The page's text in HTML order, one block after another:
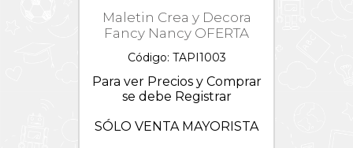
Maletin Crea y Decora
Fancy Nancy OFERTA
Código: TAPI1003
Para ver Precios y Comprar
se debe Registrar
SÓLO VENTA MAYORISTA